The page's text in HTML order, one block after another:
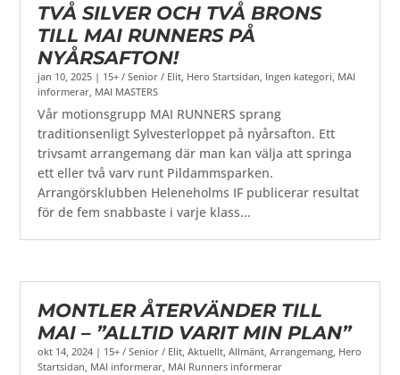
TVÅ SILVER OCH TVÅ BRONS
TILL MAI RUNNERS PÅ
NYÅRSAFTON!
jan 10, 2025 | 15+ / Senior / Elit Hero Startsidan Ingen kategori MAI
informerar MAI MASTERS
Vår motionsgrupp MAI RUNNERS sprang
traditionsenligt Sylvesterloppet på nyårsafton. Ett
trivsamt arrangemang där man kan välja att springa
ett eller två varv runt Pildammsparken.
Arrangörsklubben Heleneholms IF publicerar resultat
för de fem snabbaste i varje klass...
MONTLER ÅTERVÄNDER TILL
MAI – ”ALLTID VARIT MIN PLAN”
okt 14, 2024 | 15+ / Senior / Elit,Aktuellt,Allmänt,Arrangemang, Hero
Startsidan, MAI informerar, MAI Runners informerar